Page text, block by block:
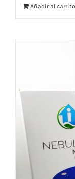
Añadir al carrito